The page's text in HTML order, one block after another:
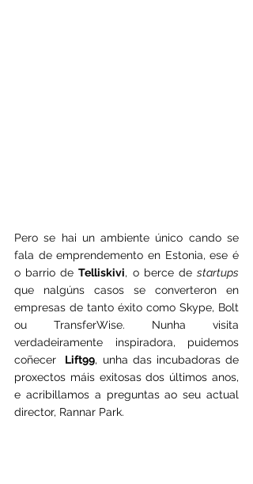
Pero se hai un ambiente único cando se
fala de emprendemento en Estonia, ese é
o barrio de Telliskivi, o berce de
que nalgúns casos se converteron en
empresas de tanto éxito como Skype, Bolt
ou TransferWise. Nunha visita
verdadeiramente inspiradora, puidemos
coñecer
Lift99, unha das incubadoras de
proxectos máis exitosas dos últimos anos,
e acribillamos a preguntas ao seu actual
director, Rannar Park.